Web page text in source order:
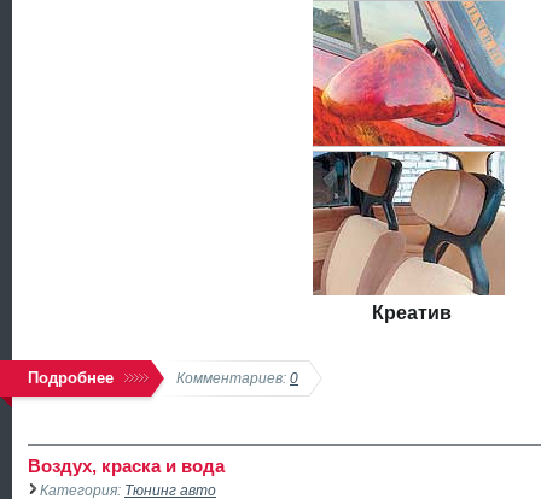
Креатив
Подробнее Комментариев: 0
Воздух, краска и вода
Категория: Тюнинг авто